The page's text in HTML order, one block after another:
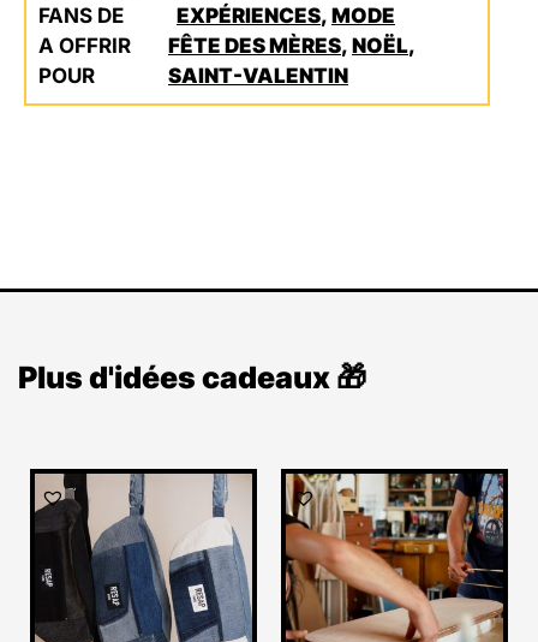
FANS DE
EXPÉRIENCES, MODE
A OFFRIR
POUR
FÊTE DES MÈRES, NOËL,
SAINT-VALENTIN
Plus d'idées cadeaux 🎁